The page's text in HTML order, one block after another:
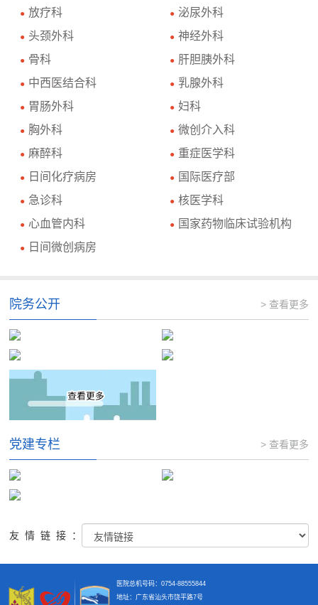
● 放疗科 ● 泌尿外科
● 头颈外科 ● 神经外科
● 骨科 ● 肝胆胰外科
● 中西医结合科 ● 乳腺外科
● 胃肠外科 ● 妇科
● 胸外科 ● 微创介入科
● 麻醉科 ● 重症医学科
● 日间化疗病房 ● 国际医疗部
● 急诊科 ● 核医学科
● 心血管内科 ● 国家药物临床试验机构
● 日间微创病房
院务公开 > 查看更多
党建专栏 > 查看更多
友情链接：
医院总机号码：0754-88555844
地址：广东省汕头市饶平路7号